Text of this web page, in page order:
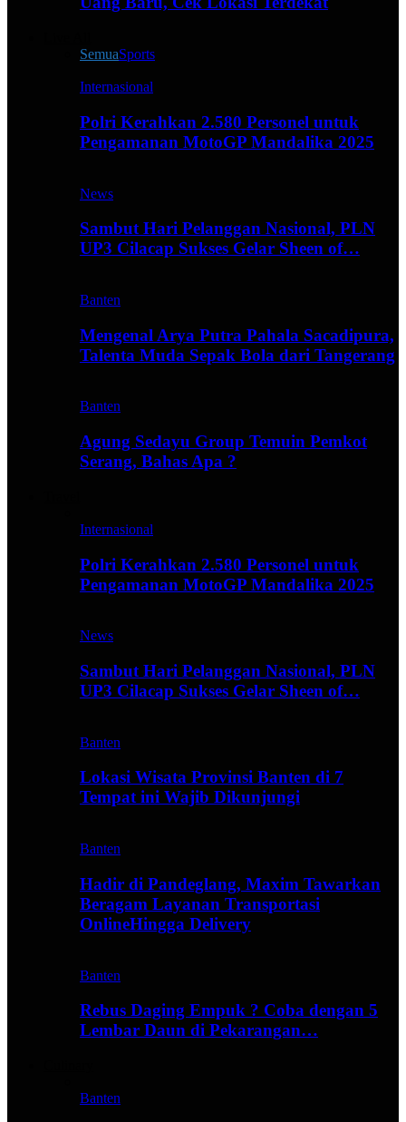
SemuaSports
Internasional
Polri Kerahkan 2.580 Personel untuk
Pengamanan MotoGP Mandalika 2025
News
Sambut Hari Pelanggan Nasional, PLN
UP3 Cilacap Sukses Gelar Sheen of…
Banten
Mengenal Arya Putra Pahala Sacadipura,
Talenta Muda Sepak Bola dari Tangerang
Banten
Agung Sedayu Group Temuin Pemkot
Serang, Bahas Apa ?
Internasional
Polri Kerahkan 2.580 Personel untuk
Pengamanan MotoGP Mandalika 2025
News
Sambut Hari Pelanggan Nasional, PLN
UP3 Cilacap Sukses Gelar Sheen of…
Banten
Lokasi Wisata Provinsi Banten di 7
Tempat ini Wajib Dikunjungi
Banten
Hadir di Pandeglang, Maxim Tawarkan
Beragam Layanan Transportasi
OnlineHingga Delivery
Banten
Rebus Daging Empuk ? Coba dengan 5
Lembar Daun di Pekarangan…
Banten